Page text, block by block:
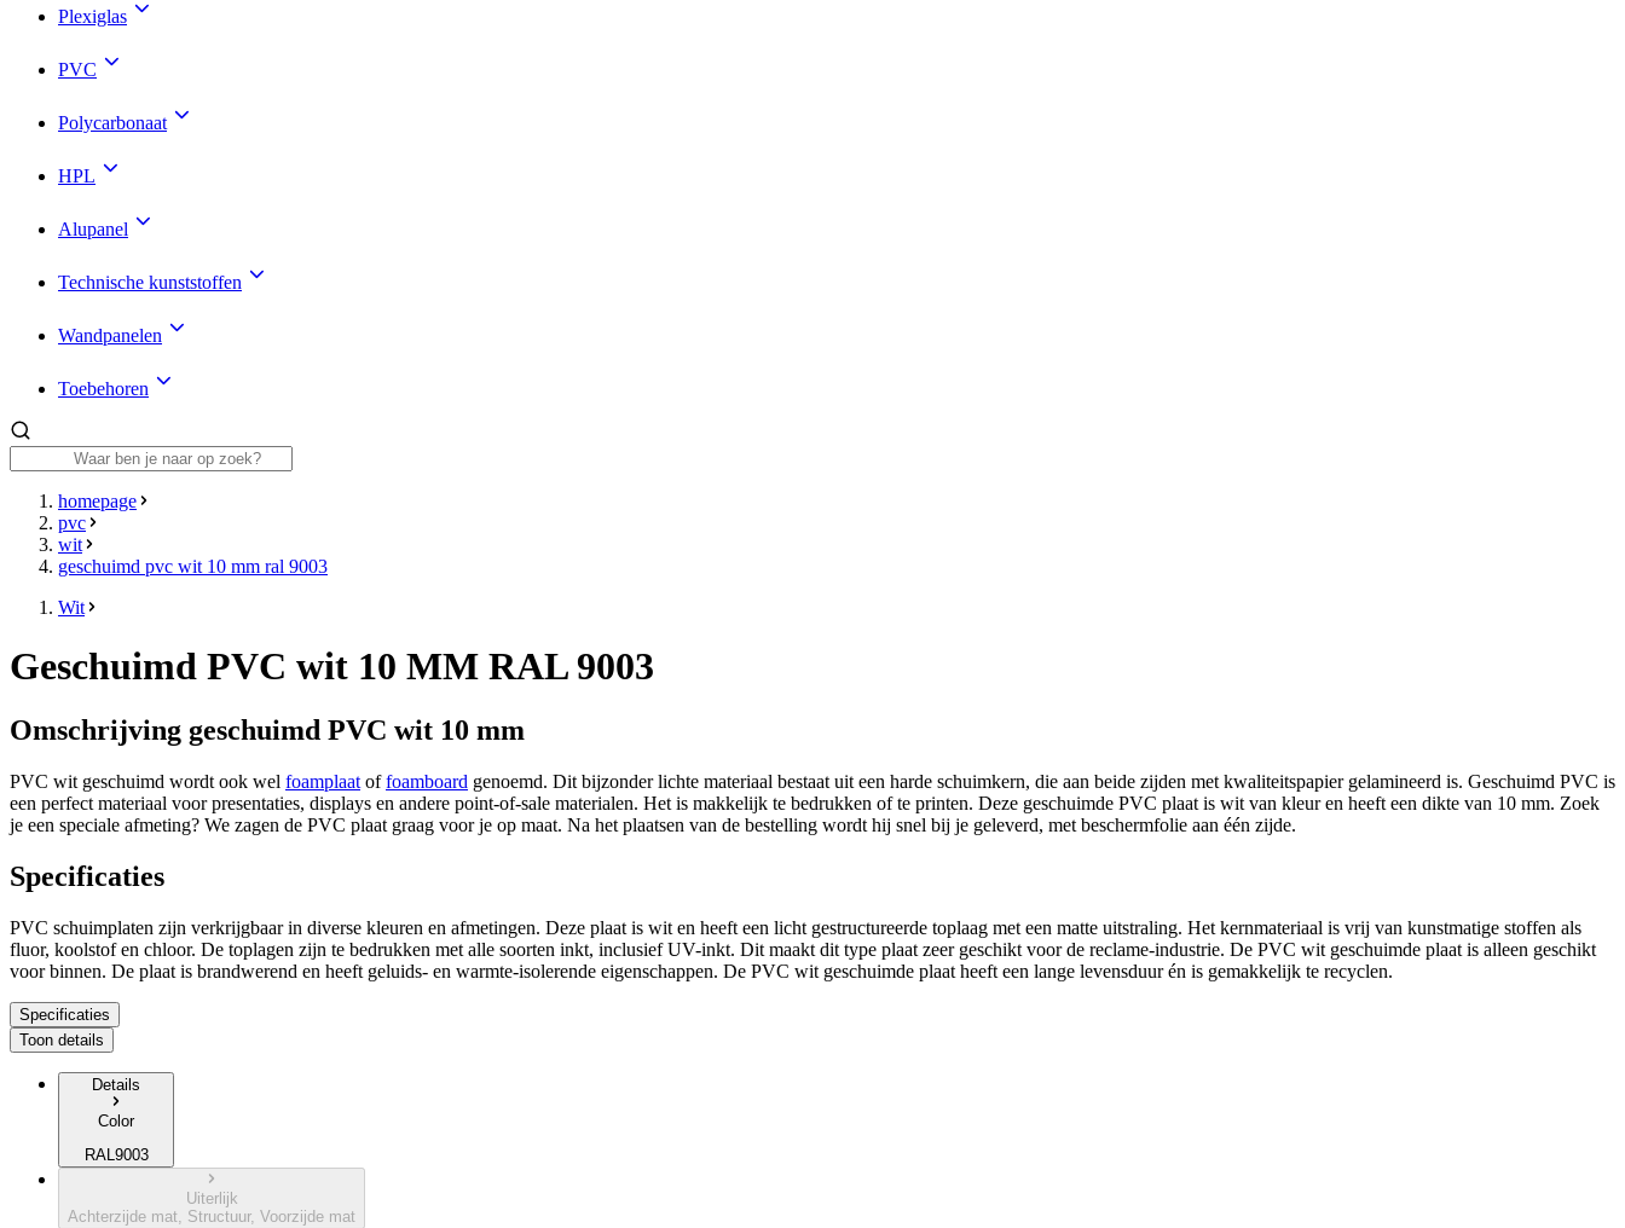
Plexiglas
PVC
Polycarbonaat
HPL
Alupanel
Technische kunststoffen
Wandpanelen
Toebehoren
homepage
pvc
wit
geschuimd pvc wit 10 mm ral 9003
Wit
Geschuimd PVC wit 10 MM RAL 9003
Omschrijving geschuimd PVC wit 10 mm
PVC wit geschuimd wordt ook wel foamplaat offoamboard genoemd. Dit bijzonder lichte materiaal bestaat uit een harde schuimkern, die aan beide zijden met kwaliteitspapier gelamineerd is. Geschuimd PVC is
een perfect materiaal voor presentaties, displays en andere point-of-sale materialen. Het is makkelijk te bedrukken of te printen. Deze geschuimde PVC plaat is wit van kleur en heeft een dikte van 10 mm. Zoek
je een speciale afmeting? We zagen de PVC plaat graag voor je op maat. Na het plaatsen van de bestelling wordt hij snel bij je geleverd, met beschermfolie aan één zijde.
Specificaties
PVC schuimplaten zijn verkrijgbaar in diverse kleuren en afmetingen. Deze plaat is wit en heeft een licht gestructureerde toplaag met een matte uitstraling. Het kernmateriaal is vrij van kunstmatige stoffen als
fluor, koolstof en chloor. De toplagen zijn te bedrukken met alle soorten inkt, inclusief UV-inkt. Dit maakt dit type plaat zeer geschikt voor de reclame-industrie. De PVC wit geschuimde plaat is alleen geschikt
voor binnen. De plaat is brandwerend en heeft geluids- en warmte-isolerende eigenschappen. De PVC wit geschuimde plaat heeft een lange levensduur én is gemakkelijk te recyclen.
Specificaties
Toon details
Details
Color
RAL9003
Uiterlijk
Achterzijde mat, Structuur, Voorzijde mat